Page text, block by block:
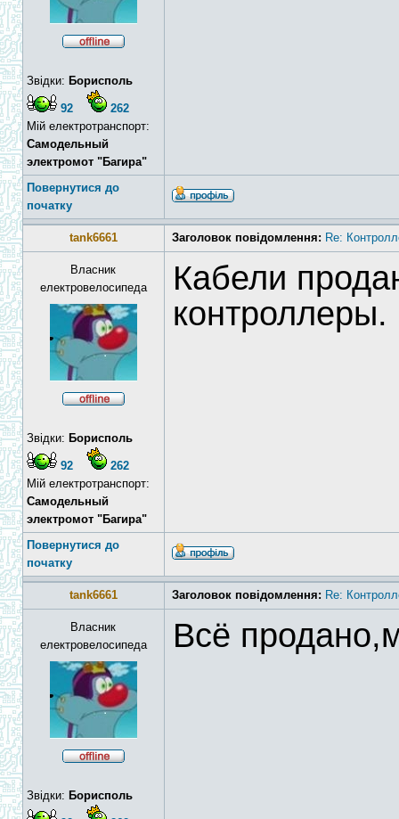
Звідки: Борисполь
92
262
Мій електротранспорт:
Самодельный
электромот "Багира"
Повернутися до
початку
tank6661 Заголовок повідомлення: Re:
Власник
електровелосипеда
Звідки: Борисполь
92
262
Мій електротранспорт:
Самодельный
электромот "Багира"
Кабели
контроллеры.
Повернутися до
початку
tank6661 Заголовок повідомлення: Re:
Власник
електровелосипеда
Звідки: Борисполь
Всё